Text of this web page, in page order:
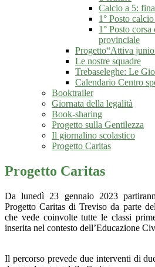
Calcio a 5:
1° Posto
1° Posto corsa
provinciale
Progetto“Attiva
Le nostre squadre
Trebaseleghe: Le
Calendario Centro
Booktrailer
Giornata della legalità
Book-sharing
Progetto sulla Gentilezza
Il giornalino scolastico
Progetto Caritas
Progetto Caritas
Da lunedì 23 gennaio 2023
Progetto Caritas di Treviso da parte
che vede coinvolte tutte le classi
inserita nel contesto dell’Educazione
Il percorso prevede due interventi di